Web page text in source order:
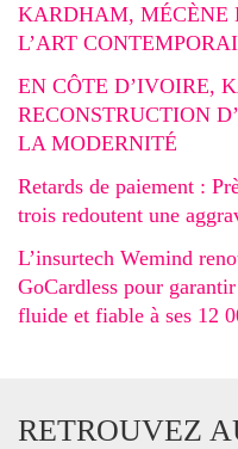
KARDHAM, MÉCÈNE
L’ART
EN CÔTE D’IVOIRE,
RECONSTRUCTION
LA MODERNITÉ
Retards de paiement :
trois redoutent une
L’insurtech Wemind
GoCardless pour
fluide et fiable à ses 12
RETROUVEZ